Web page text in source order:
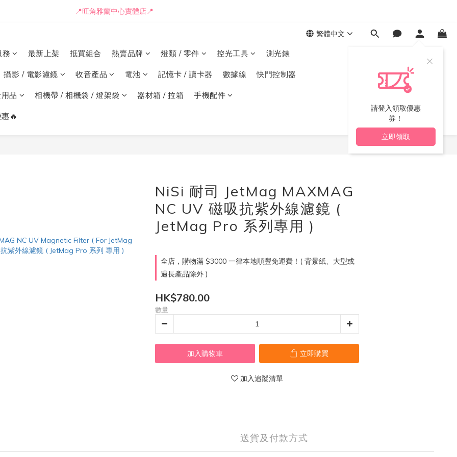
📒🖋️報價單 / 採購表格🖋️📒
📍旺角雅蘭中心實體店📍
📒🖋️報價單 / 採購表格🖋️📒
繁體中文
請登入領取優惠
券！
立即領取
最新上架 抵買組合 熱賣品牌 燈類 / 零件 控光工具 測光錶
攝影 / 電影濾鏡 收音產品 電池 記憶卡 / 讀卡器 數據線 快門控制器
品 相機帶 / 相機袋 / 燈架袋 器材箱 / 拉箱 手機配件
🔥
NiSi 耐司 JetMag MAXMAG
NC UV 磁吸抗紫外線濾鏡 (
JetMag Pro 系列專用 )
全店，購物滿 $3000 一律本地順豐免運費！( 背景紙、大型或
過長產品除外 )
HK$780.00
數量
加入購物車 立即購買
加入追蹤清單
送貨及付款方式
立即購買